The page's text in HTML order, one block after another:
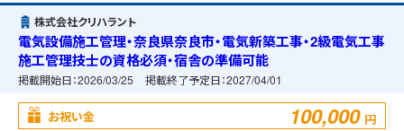
株式会社クリハラント
電気設備施工管理・奈良県奈良市・電気新築工事・2級電気工事
施工管理技士の資格必須・宿舎の準備可能
掲載開始日：2026/03/25 掲載終了予定日：2027/04/01
お祝い金 100,000 円